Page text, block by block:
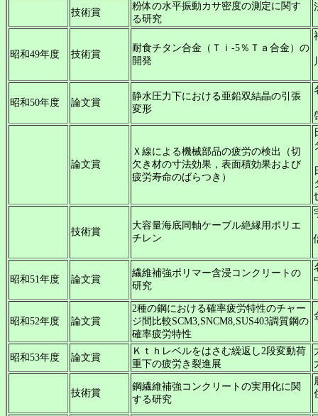
技術賞
粉体の水平振動カサ密度の測定に関す
る研究
昭和49年度 技術賞
耐食チタン合金（Ｔｉ-5％Ｔａ合金）の
開発
昭和50年度 論文賞
静水圧力下における亜鉛双結晶の引張
変形
論文賞
Ｘ線による機械部品の疲労の検出（切
欠き材の寸法効果，表面積効果および
疲労寿命のばらつき）
技術賞
大容量海底同軸ケーブル絶縁用ポリエ
チレン
昭和51年度 論文賞
繊維補強ポリマー含浸コンクリートの
研究
昭和52年度 論文賞
2種の鋼における確率疲労特性のチャー
ジ間比較SCM3,SNCM8,SUS403調質鋼の
確率疲労特性
昭和53年度 論文賞
Ｋｔｈレベルをはさむ繰返し2段変動荷
重下の疲労き裂進展
技術賞
鋼繊維補強コンクリートの実用化に関
する研究